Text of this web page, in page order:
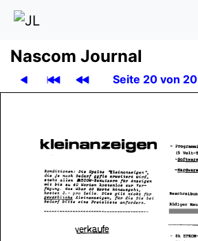
Nascom Journal
Seite 20 von 20